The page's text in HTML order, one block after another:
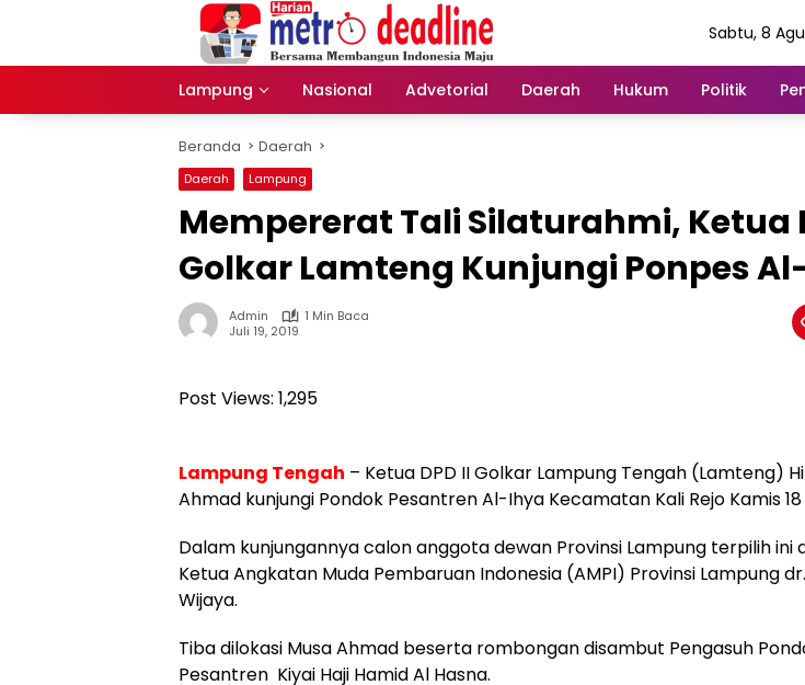
Sabtu, 8
Lampung Nasional Advetorial Daerah Hukum Politik
Beranda Daerah
Daerah Lampung
Mempererat Tali Silaturahmi, Ketua
Golkar Lamteng Kunjungi Ponpes
Admin
1 Min Baca
Juli 19, 2019
Post Views: 1,295
Lampung Tengah – Ketua DPD II Golkar Lampung Tengah (Lamteng)
Ahmad kunjungi Pondok Pesantren Al-Ihya Kecamatan Kali Rejo Kamis 18
Dalam kunjungannya calon anggota dewan Provinsi Lampung terpilih ini
Ketua Angkatan Muda Pembaruan Indonesia (AMPI) Provinsi Lampung
Wijaya.
Tiba dilokasi Musa Ahmad beserta rombongan disambut Pengasuh
Pesantren Kiyai Haji Hamid Al Hasna.